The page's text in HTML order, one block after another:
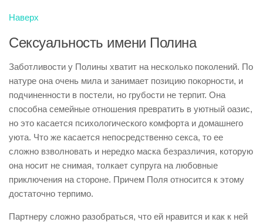
Наверх
Сексуальность имени Полина
Заботливости у Полины хватит на несколько поколений. По
натуре она очень мила и занимает позицию покорности, и
подчиненности в постели, но грубости не терпит. Она
способна семейные отношения превратить в уютный оазис,
но это касается психологического комфорта и домашнего
уюта. Что же касается непосредственно секса, то ее
сложно взволновать и нередко маска безразличия, которую
она носит не снимая, толкает супруга на любовные
приключения на стороне. Причем Поля относится к этому
достаточно терпимо.
Партнеру сложно разобраться, что ей нравится и как к ней